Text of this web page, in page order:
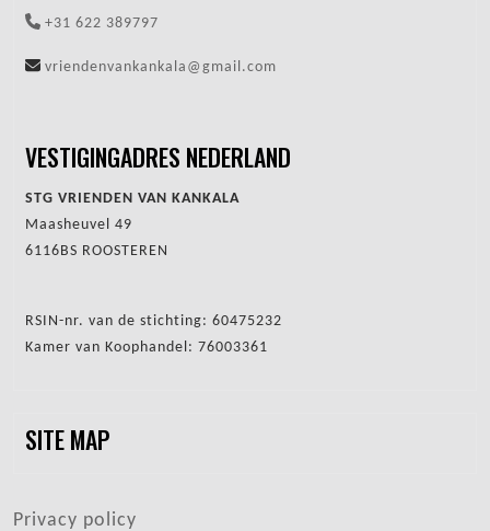
+31 622 389797
vriendenvankankala@gmail.com
VESTIGINGADRES NEDERLAND
STG VRIENDEN VAN KANKALA
Maasheuvel 49
6116BS ROOSTEREN
RSIN-nr. van de stichting: 60475232
Kamer van Koophandel: 76003361
SITE MAP
VOET
Privacy policy